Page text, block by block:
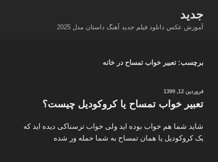
محتوا
جدید
آموزش عکس دانلود فیلم جدید آهنگ داستان مدل 2025
برچسب: تعبیر خواب تمساح در خانه
نوشته‌شده
فروردین 12, 1399
تعبیر خواب تمساح یا کروکودیل چیست؟
شاید شما هم خواب بوده اید ولی خواب ترسناکی دیده اید که
یک کروکودیل یا همان تمساح به شما حمله ور شده